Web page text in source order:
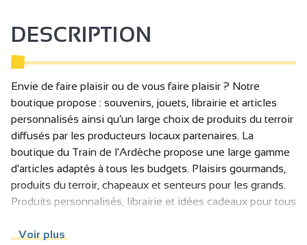
DESCRIPTION
Envie de faire plaisir ou de vous faire plaisir ? Notre
boutique propose : souvenirs, jouets, librairie et articles
personnalisés ainsi qu’un large choix de produits du terroir
diffusés par les producteurs locaux partenaires. La
boutique du Train de l'Ardèche propose une large gamme
d'articles adaptés à tous les budgets. Plaisirs gourmands,
produits du terroir, chapeaux et senteurs pour les grands.
Produits personnalisés, librairie et idées cadeaux pour tous
Voir plus